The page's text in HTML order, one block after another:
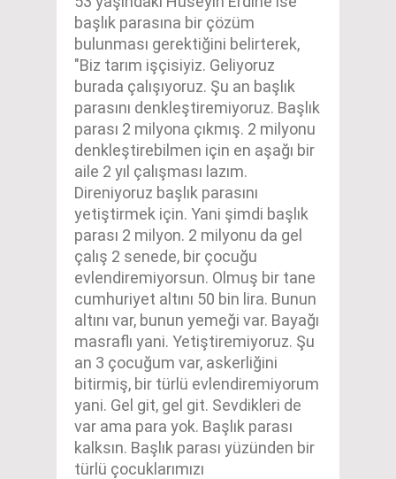
başlık parasına bir çözüm
bulunması gerektiğini belirterek,
"Biz tarım işçisiyiz. Geliyoruz
burada çalışıyoruz. Şu an başlık
parasını denkleştiremiyoruz. Başlık
parası 2 milyona çıkmış. 2 milyonu
denkleştirebilmen için en aşağı bir
aile 2 yıl çalışması lazım.
Direniyoruz başlık parasını
yetiştirmek için. Yani şimdi başlık
parası 2 milyon. 2 milyonu da gel
çalış 2 senede, bir çocuğu
evlendiremiyorsun. Olmuş bir tane
cumhuriyet altını 50 bin lira. Bunun
altını var, bunun yemeği var. Bayağı
masraflı yani. Yetiştiremiyoruz. Şu
an 3 çocuğum var, askerliğini
bitirmiş, bir türlü evlendiremiyorum
yani. Gel git, gel git. Sevdikleri de
var ama para yok. Başlık parası
kalksın. Başlık parası yüzünden bir
türlü çocuklarımızı